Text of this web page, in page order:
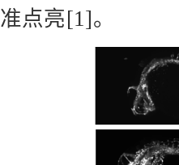
准点亮[1]。